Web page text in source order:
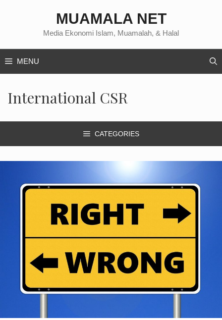
MUAMALA NET
Media Ekonomi Islam, Muamalah, & Halal
MENU
International CSR
CATEGORIES